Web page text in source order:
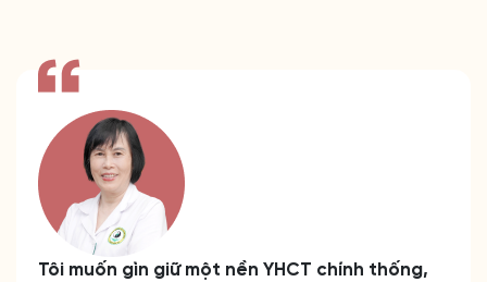
Tôi muốn gìn giữ một nền YHCT chính thống,